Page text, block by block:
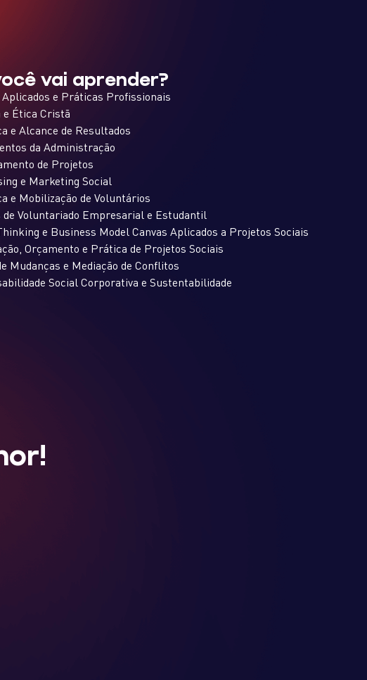
vai aprender?
Aplicados e Práticas Profissionais
e Ética Cristã
e Alcance de Resultados
da Administração
de Projetos
e Marketing Social
e Mobilização de Voluntários
de Voluntariado Empresarial e Estudantil
e Business Model Canvas Aplicados a Projetos Sociais
Orçamento e Prática de Projetos Sociais
Mudanças e Mediação de Conflitos
Social Corporativa e Sustentabilidade